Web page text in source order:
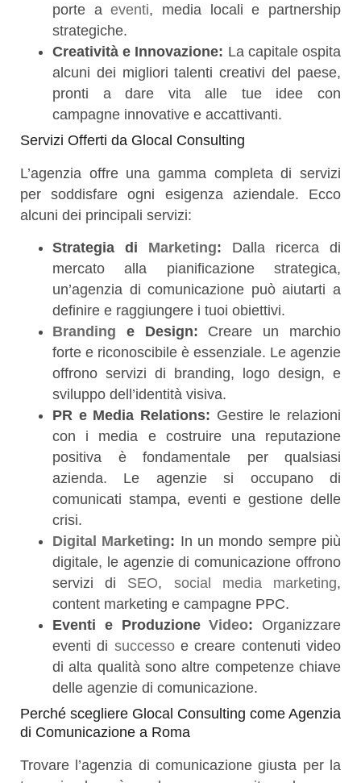
porte aeventi, media locali e partnership
strategiche.
Creatività e Innovazione: La capitale ospita
alcuni dei migliori talenti creativi del paese,
pronti a dare vita alle tue idee con
campagne innovative e accattivanti.
Servizi Offerti da Glocal Consulting
L’agenzia offre una gamma completa di servizi
per soddisfare ogni esigenza aziendale. Ecco
alcuni dei principali servizi:
Strategia di Marketing: Dalla ricerca di
mercato alla pianificazione strategica,
un’agenzia di comunicazione può aiutarti a
definire e raggiungere i tuoi obiettivi.
Branding e Design: Creare un marchio
forte e riconoscibile è essenziale. Le agenzie
offrono servizi di branding, logo design, e
sviluppo dell’identità visiva.
PR e Media Relations: Gestire le relazioni
con i media e costruire una reputazione
positiva è fondamentale per qualsiasi
azienda. Le agenzie si occupano di
comunicati stampa, eventi e gestione delle
crisi.
Digital Marketing: In un mondo sempre più
digitale, le agenzie di comunicazione offrono
servizi di SEO, social media marketing,
content marketing e campagne PPC.
Eventi e ProduzioneVideo: Organizzare
eventi di successoe creare contenuti video
di alta qualità sono altre competenze chiave
delle agenzie di comunicazione.
Perché scegliere Glocal Consulting come Agenzia
di Comunicazione a Roma
Trovare l’agenzia di comunicazione giusta per la